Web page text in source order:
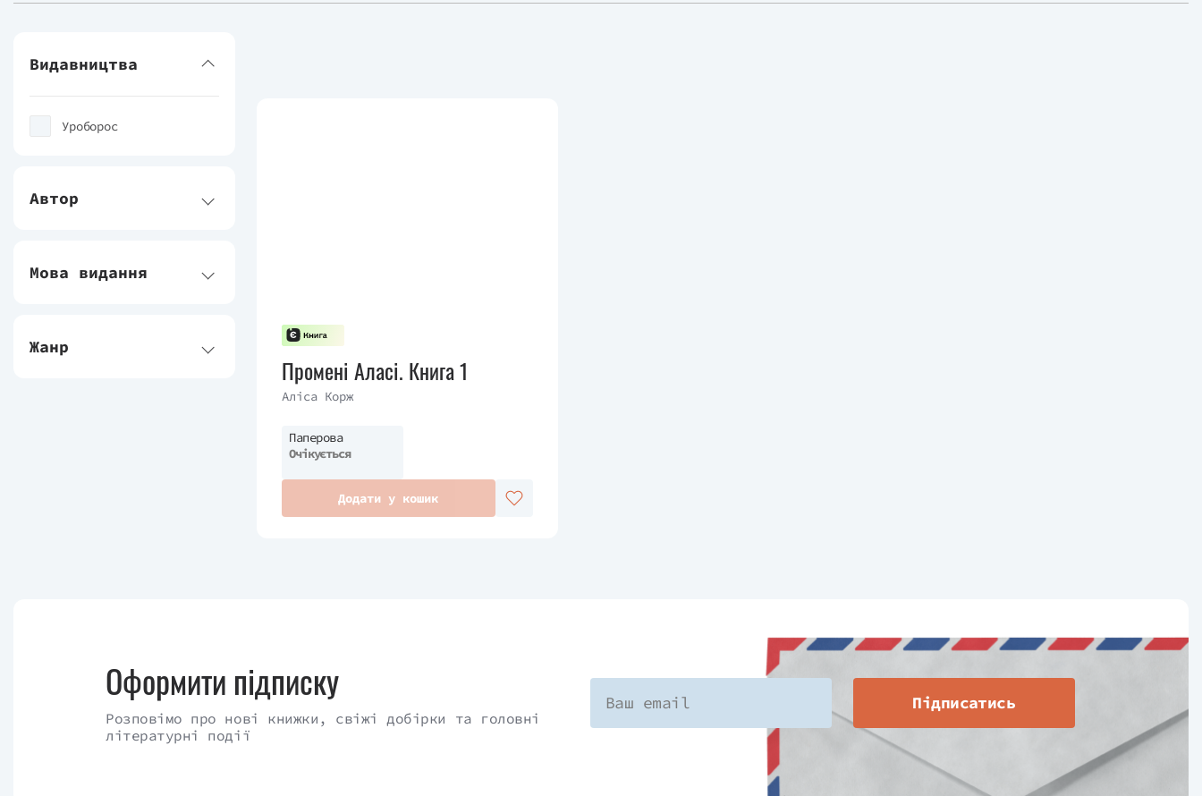
Видавництва
Уроборос
Автор
Мова видання
Жанр
Промені Аласі. Книга 1
Аліса Корж
Паперова
Очікується
Додати у кошик
Оформити підписку
Розповімо про нові книжки, свіжі добірки та головні
літературні події
Підписатись